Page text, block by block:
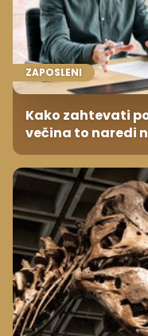
ZAPOSLENI
Kako zahtevati
večina to naredi